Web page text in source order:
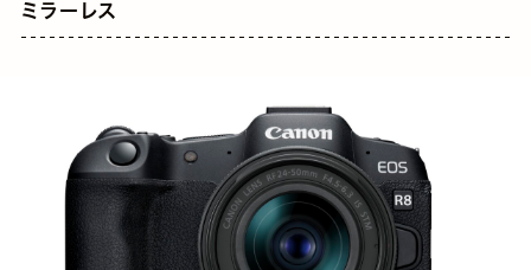
ミラーレス